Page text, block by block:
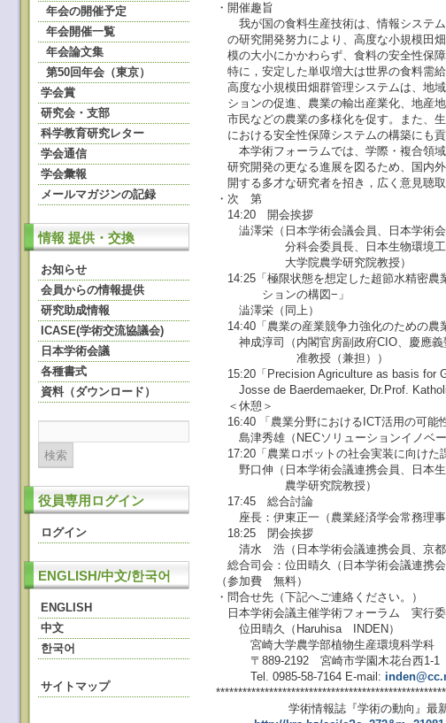
年会の開催予定
年会開催一覧
年会論文集
第50回年会（東京）
学会賞
研究会・支部
科学教育研究レター
学会通信
学会彙報
メールマガジンの記録
情報 提供・交換
お知らせ
会員からの情報提供
研究助成情報
ICASE(学術交流協議会)
日本学術会議
各種書式
資料（ダウンロード）
役員専用ログイン
ログイン
ENGLISH/中文/한국어
ENGLISH
中文
한국어
サイトマップ
・開催趣旨
我が国の食料生産技術は、情報システム
の研究開発努力により、高度な小規模田
模の大小にかかわらず、食料の安全性保
特に，安定した単収増大は世界の食料需
高度な小規模田畑群管理システムは、地
ションの促進、農業の輸出産業化、地産
市民などの農業の多様化を促す。また、
における安全性保障システムの構築にも貢
本学術フォーラムでは、学際・複合領域
研究開発の更なる進展を図るため、国内
開する多才な研究者を招き，広く意見聴取
・次 第
14:20 開会挨拶
澁澤栄（日本学術会議会員、日本学術会
分科会委員長、日本生物環境工学会
大学院農学研究院教授）
14:25「極限状態を想定した超節水精密農
ションの構図−」
澁澤栄（同上）
14:40「農業の産業競争力強化のための農
神成淳司（内閣官房副政府CIO、慶應義
准教授（兼担））
15:20「Precision Agriculture as basis for
Josse de Baerdemaeker, Dr.Prof.
＜休憩＞
16:40 「農業分野におけるICT活用の可能
島津秀雄（NECソリューションイノベー
17:20「農業ロボットの社会実装に向けた
野口伸（日本学術会議連携会員、日本生
農学研究院教授）
17:45 総合討論
座長：伊東正一（農業経済学会常務理事
18:25 閉会挨拶
清水 浩（日本学術会議連携会員、京都
総合司会：位田晴久（日本学術会議連携会
（参加費 無料）
・問合せ先（下記へご連絡ください。）
日本学術会議主催学術フォーラム 実行
位田晴久（Haruhisa INDEN）
宮崎大学農学部植物生産環境科学科
〒889-2192 宮崎市学園木花台西1-1
Tel. 0985-58-7164 E-mail:
学術情報誌『学術の動向』最新号